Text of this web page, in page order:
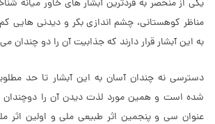
یکی از منحصر به فردترین آبشار های خاور میانه
مناظر کوهستانی، چشم اندازی بکر و دیدنی هایی
به این آبشار قرار دارند که جذابیت آن را دو چندان
دسترسی نه چندان آسان به این آبشار تا حد
شده است و همین مورد لذت دیدن آن را دوچندان
عنوان سی و پنجمین اثر طبیعی ملی و اولین اثر